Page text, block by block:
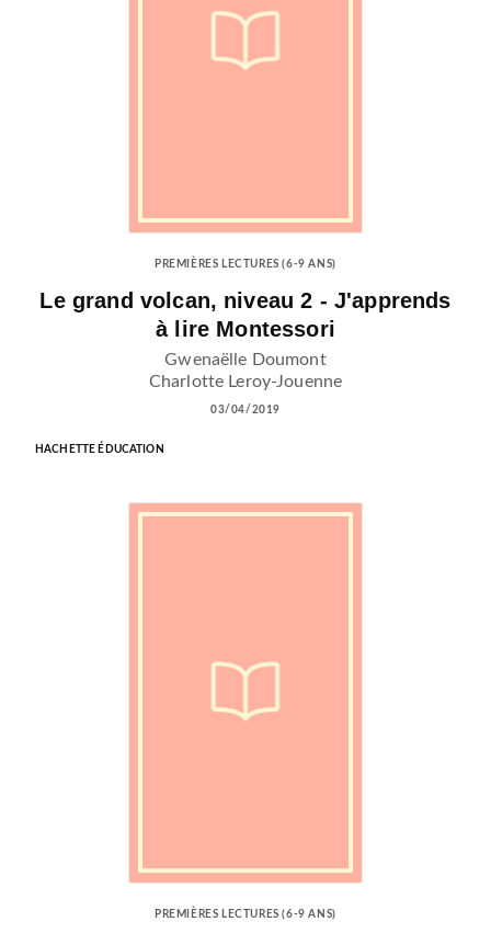
PREMIÈRES LECTURES (6-9 ANS)
Le grand volcan, niveau 2 - J'apprends
à lire Montessori
Gwenaëlle Doumont
Charlotte Leroy-Jouenne
03/04/2019
HACHETTE ÉDUCATION
PREMIÈRES LECTURES (6-9 ANS)